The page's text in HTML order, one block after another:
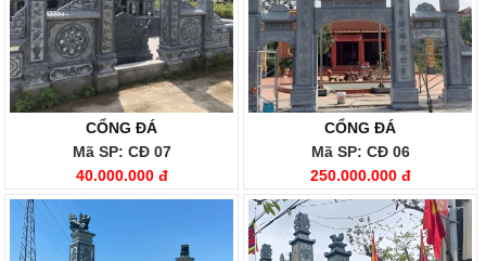
CỔNG ĐÁ
Mã SP: CĐ 07
40.000.000 đ
CỔNG ĐÁ
Mã SP: CĐ 06
250.000.000 đ